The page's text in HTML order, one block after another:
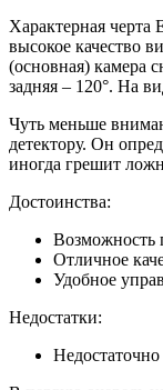
Характерная черта
высокое качество
(основная) камера
задняя – 120°. На
Чуть меньше
детектору. Он
иногда грешит
Достоинства:
Возможность
Отличное
Удобное
Недостатки:
Недостаточно